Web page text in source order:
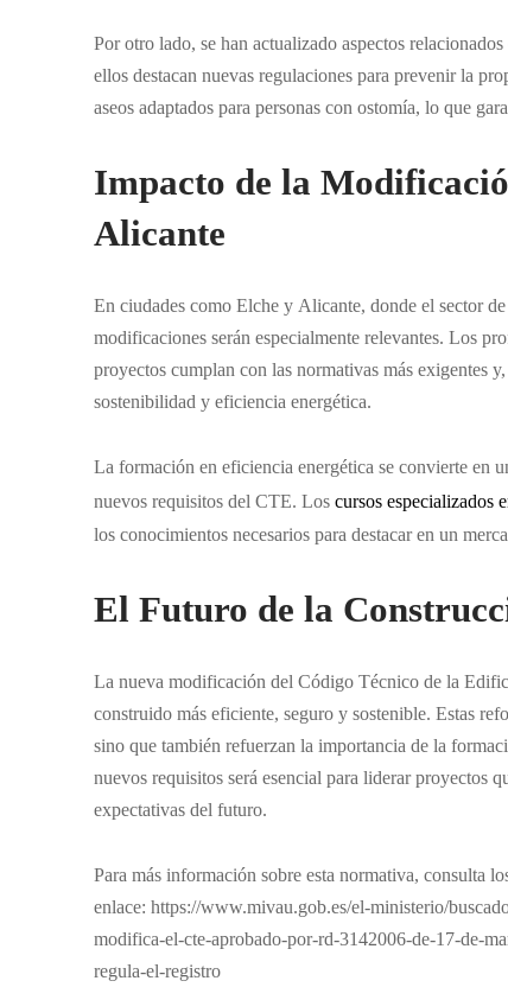
Por otro lado, se han actualizado aspectos
ellos destacan nuevas regulaciones para prevenir la
aseos adaptados para personas con ostomía, lo que
Impacto de la
Alicante
En ciudades como Elche y Alicante, donde el sector
modificaciones serán especialmente relevantes. Los
proyectos cumplan con las normativas más exigentes
sostenibilidad y eficiencia energética.
La formación en eficiencia energética se convierte en
nuevos requisitos del CTE. Los cursos especializados
los conocimientos necesarios para destacar en un
El Futuro de la
La nueva modificación del Código Técnico de la
construido más eficiente, seguro y sostenible. Estas
sino que también refuerzan la importancia de la
nuevos requisitos será esencial para liderar proyectos
expectativas del futuro.
Para más información sobre esta normativa, consulta
enlace: https://www.mivau.gob.es/el-ministerio/
modifica-el-cte-aprobado-por-rd-3142006-de-17-de-
regula-el-registro